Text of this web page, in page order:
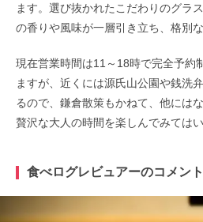
ます。選び抜かれたこだわりのグラ
の香りや風味が一層引き立ち、格別
現在営業時間は11～18時で完全予約
ますが、近くには源氏山公園や銭洗
るので、鎌倉散策もかねて、他には
贅沢な大人の時間を楽しんでみてはい
食べログレビュアーのコメント